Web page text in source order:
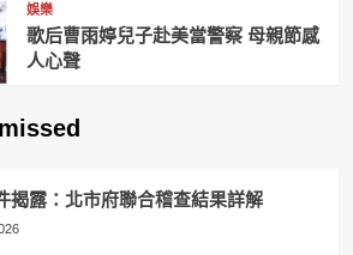
娛樂
歌后曹雨婷兒子赴美當警察 母親節感
人心聲
揭露：北市府聯合稽查結果詳解